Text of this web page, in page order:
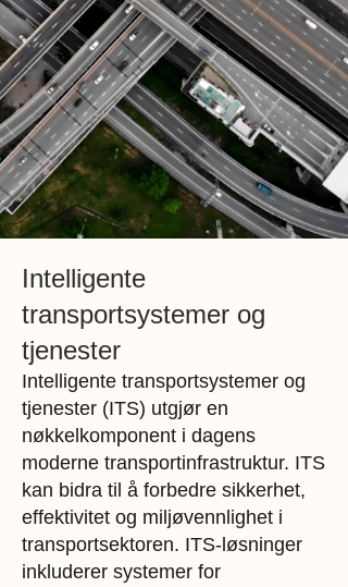
Intelligente
transportsystemer og
tjenester
Intelligente transportsystemer og
tjenester (ITS) utgjør en
nøkkelkomponent i dagens
moderne transportinfrastruktur. ITS
kan bidra til å forbedre sikkerhet,
effektivitet og miljøvennlighet i
transportsektoren. ITS-løsninger
inkluderer systemer for